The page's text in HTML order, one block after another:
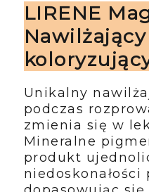
LIRENE
Unikalny
podczas
zmienia się w
Mineralne
produkt